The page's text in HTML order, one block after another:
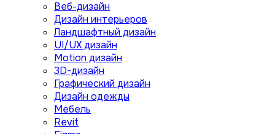
Веб-дизайн
Дизайн интерьеров
Ландшафтный дизайн
UI/UX дизайн
Motion дизайн
3D-дизайн
Графический дизайн
Дизайн одежды
Мебель
Revit